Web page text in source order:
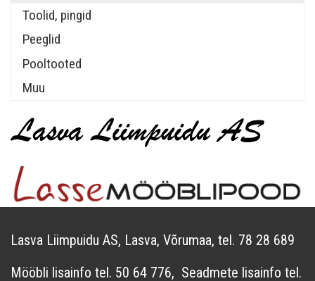
Toolid, pingid
Peeglid
Pooltooted
Muu
Lasva Liimpuidu AS, Lasva, Võrumaa, tel. 78 28 689
Mööbli lisainfo tel. 50 64 776, Seadmete lisainfo tel.